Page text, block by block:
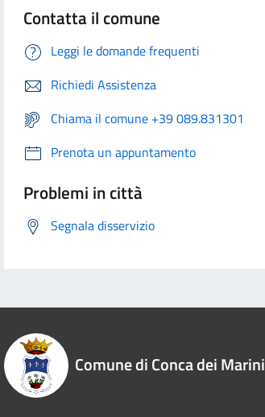
Contatta il comune
Leggi le domande frequenti
Richiedi Assistenza
Chiama il comune +39 089.831301
Prenota un appuntamento
Problemi in città
Segnala disservizio
Comune di Conca dei Marini